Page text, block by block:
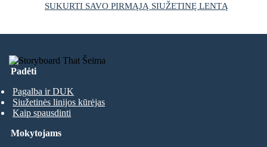
SUKURTI SAVO PIRMĄJĄ SIUŽETINĘ LENTĄ
Padėti
Pagalba ir DUK
Siužetinės linijos kūrėjas
Kaip spausdinti
Mokytojams